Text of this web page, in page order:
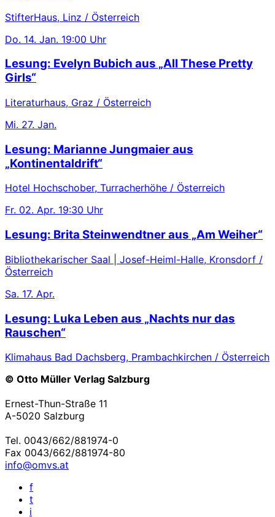
StifterHaus, Linz / Österreich
Do. 14. Jan. 19:00 Uhr
Lesung: Evelyn Bubich aus „All These Pretty
Girls“
Literaturhaus, Graz / Österreich
Mi. 27. Jan.
Lesung: Marianne Jungmaier aus
„Kontinentaldrift“
Hotel Hochschober, Turracherhöhe / Österreich
Fr. 02. Apr. 19:30 Uhr
Lesung: Brita Steinwendtner aus „Am Weiher“
Bibliothekarischer Saal | Josef-Heiml-Halle, Kronsdorf /
Österreich
Sa. 17. Apr.
Lesung: Luka Leben aus „Nachts nur das
Rauschen“
Klimahaus Bad Dachsberg, Prambachkirchen / Österreich
© Otto Müller Verlag Salzburg
Ernest-Thun-Straße 11
A-5020 Salzburg
Tel. 0043/662/881974-0
Fax 0043/662/881974-80
info@omvs.at
f
t
i